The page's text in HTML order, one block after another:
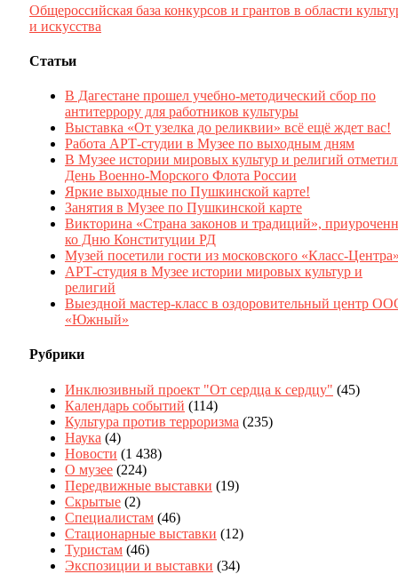
Общероссийская база конкурсов и грантов в области
и искусства
Статьи
В Дагестане прошел учебно-методический сбор по
антитеррору для работников культуры
Выставка «От узелка до реликвии» всё ещё ждет вас!
Работа АРТ-студии в Музее по выходным дням
В Музее истории мировых культур и религий
День Военно-Морского Флота России
Яркие выходные по Пушкинской карте!
Занятия в Музее по Пушкинской карте
Викторина «Страна законов и традиций»,
ко Дню Конституции РД
Музей посетили гости из московского «Класс-
АРТ-студия в Музее истории мировых культур и
религий
Выездной мастер-класс в оздоровительный центр
«Южный»
Рубрики
Инклюзивный проект "От сердца к сердцу" (45)
Календарь событий (114)
Культура против терроризма (235)
Наука (4)
Новости (1 438)
О музее (224)
Передвижные выставки (19)
Скрытые (2)
Специалистам (46)
Стационарные выставки (12)
Туристам (46)
Экспозиции и выставки (34)